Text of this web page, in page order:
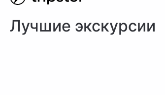
Лучшие экскурсии